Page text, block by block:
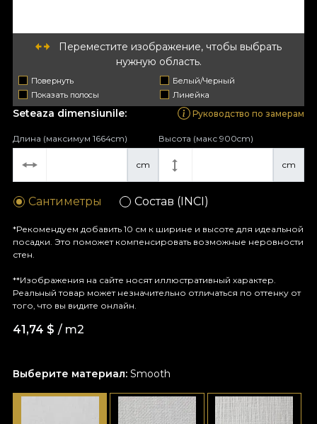
Переместите изображение, чтобы выбрать
нужную область.
Повернуть
Белый/Черный
Показать полосы
Линейка
Выберите материал: Smooth
Seteaza dimensiunile: Руководство по замерам
cm
Длина (максимум 1664cm)
cm
Высота (макс 900cm)
Сантиметры Состав (INCI)
*Рекомендуем добавить 10 см к ширине и высоте для идеальной
посадки. Это поможет компенсировать возможные неровности
стен.
**Изображения на сайте носят иллюстративный характер.
Реальный товар может незначительно отличаться по оттенку от
того, что вы видите онлайн.
41,74 $ / m2